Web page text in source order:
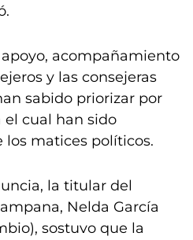
acompañamiento
y las consejeras
sabido priorizar por
el cual han sido
los matices políticos.
la titular del
Nelda García
sostuvo que la